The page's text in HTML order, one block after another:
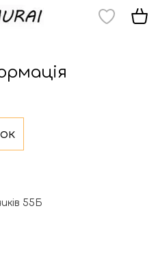
55Б